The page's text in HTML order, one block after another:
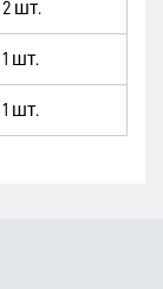
2 шт.
1 шт.
1 шт.